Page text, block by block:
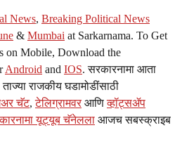
News, Breaking Political News
& Mumbai at Sarkarnama. To Get
on Mobile, Download the
Android and IOS. सरकारनामा आता
राजकीय घडामोडींसाठी
चॅट,टेलिग्रामवर आणिव्हॉट्सॲप
यूट्यूब चॅनेलला आजच सबस्क्राइब